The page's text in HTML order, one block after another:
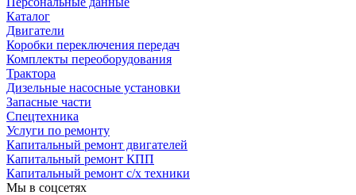
Каталог
Двигатели
Коробки переключения передач
Комплекты переоборудования
Трактора
Дизельные насосные установки
Запасные части
Спецтехника
Услуги по ремонту
Капитальный ремонт двигателей
Капитальный ремонт КПП
Капитальный ремонт с/х техники
Мы в соцсетях